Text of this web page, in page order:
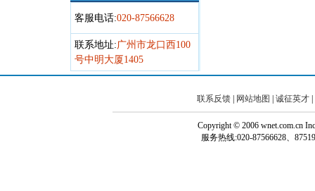
客服电话:020-87566628
联系地址:广州市龙口西100
号中明大厦1405
联系反馈 网站地图 诚征英才
Copyright © 2006 wnet.com.cn
服务热线:020-87566628、